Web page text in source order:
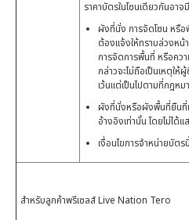
ราคาบัตรในโซนเดียวกันอา
ผังที่นั่ง การจัดโซน หรือ
ต้องแจ้งให้ทราบล่วงหน้
การจัดการพื้นที่ หรือคว
กล่าวจะไม่ถือเป็นเหตุให้
เว้นแต่เป็นไปตามที่กฎห
ผังที่นั่งหรือผังพื้นที่ยืนที่
อ้างอิงเท่านั้น โดยไม่ได้
เงื่อนไขการจำหน่ายบัต
สำหรับลูกค้าพรีเซลส์ Live Nation Tero